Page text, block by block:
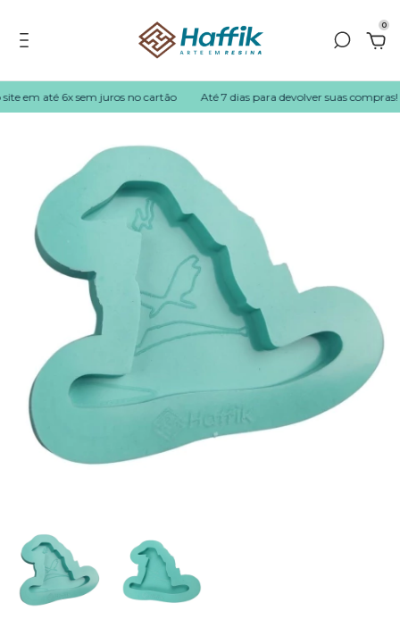
0
em até 6x sem juros no cartão Até 7 dias para devolver suas compras!